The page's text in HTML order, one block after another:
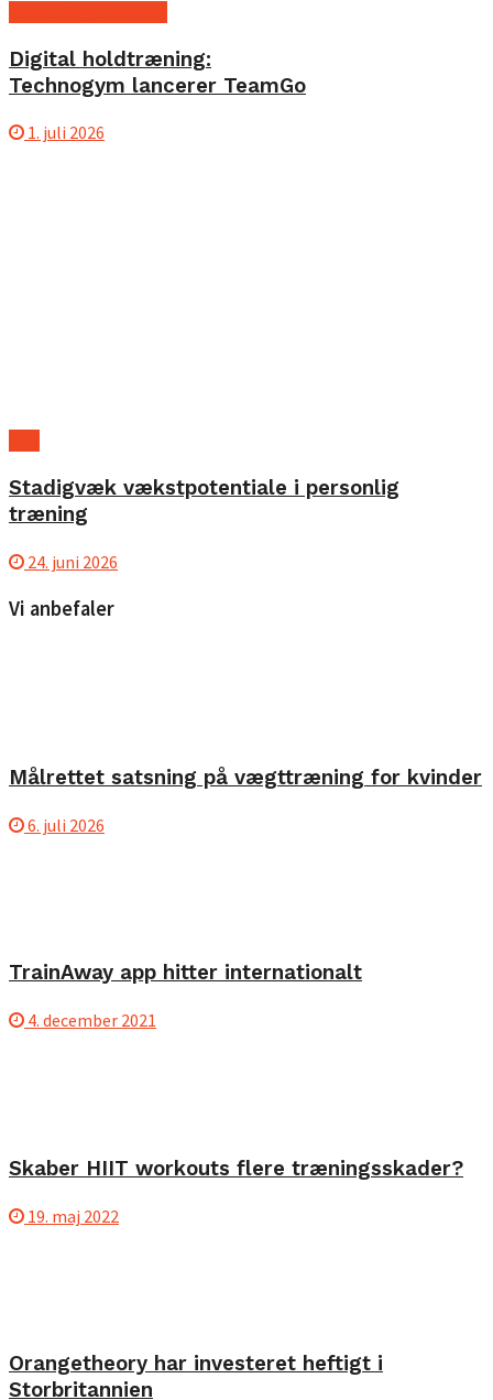
Digital holdtræning:
Technogym lancerer TeamGo
1. juli 2026
Stadigvæk vækstpotentiale i personlig
træning
24. juni 2026
Vi anbefaler
Målrettet satsning på vægttræning for kvinder
6. juli 2026
TrainAway app hitter internationalt
4. december 2021
Skaber HIIT workouts flere træningsskader?
19. maj 2022
Orangetheory har investeret heftigt i
Storbritannien